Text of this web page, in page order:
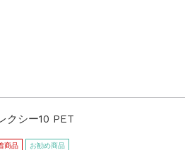
クシー10 PET
商品 お勧め商品